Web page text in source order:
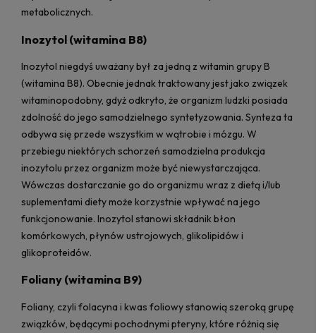
metabolicznych.
Inozytol (witamina B8)
Inozytol niegdyś uważany był za jedną z witamin grupy B
(witamina B8). Obecnie jednak traktowany jest jako związek
witaminopodobny, gdyż odkryto, że organizm ludzki posiada
zdolność do jego samodzielnego syntetyzowania. Synteza ta
odbywa się przede wszystkim w wątrobie i mózgu. W
przebiegu niektórych schorzeń samodzielna produkcja
inozytolu przez organizm może być niewystarczająca.
Wówczas dostarczanie go do organizmu wraz z dietą i/lub
suplementami diety może korzystnie wpływać na jego
funkcjonowanie. Inozytol stanowi składnik błon
komórkowych, płynów ustrojowych, glikolipidów i
glikoproteidów.
Foliany (witamina B9)
Foliany, czyli folacyna i kwas foliowy stanowią szeroką grupę
związków, będącymi pochodnymi pteryny, które różnią się